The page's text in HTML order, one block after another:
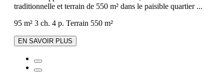
traditionnelle et terrain de 550 m² dans le paisible quartier ...
95 m² 3 ch. 4 p. Terrain 550 m²
EN SAVOIR PLUS